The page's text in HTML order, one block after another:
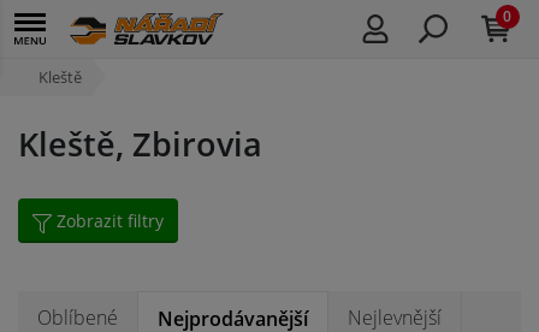
0
Kleště
Kleště, Zbirovia
Zobrazit filtry
Oblíbené Nejprodávanější Nejlevnější